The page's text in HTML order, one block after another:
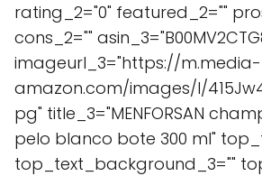
rating_2="0" featured_2=""
cons_2=""
imageurl_3="https://m.media-
amazon.com/images/I/
pg" title_3="MENFORSAN
pelo blanco bote 300 ml"
top_text_background_3=""